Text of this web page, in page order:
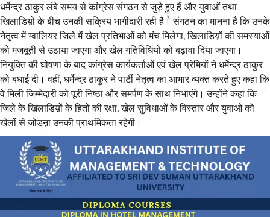
धर्मेन्द्र ठाकुर लंबे समय से कांग्रेस संगठन से जुड़े हुए हैं और युवाओं तथा
खिलाडिय़ों के बीच उनकी सक्रिय भागीदारी रही है। संगठन का मानना है कि उनके
नेतृत्व में ग्वालियर जिले में खेल प्रतिभाओं को मंच मिलेगा, खिलाडिय़ों की समस्याओं
को मजबूती से उठाया जाएगा और खेल गतिविधियों को बढ़ावा दिया जाएगा।
नियुक्ति की घोषणा के बाद कांग्रेस कार्यकर्ताओं एवं खेल प्रेमियों ने धर्मेन्द्र ठाकुर
को बधाई दी। वहीं, धर्मेन्द्र ठाकुर ने पार्टी नेतृत्व का आभार व्यक्त करते हुए कहा कि
वे मिली जिम्मेदारी को पूरी निष्ठा और समर्पण के साथ निभाएंगे। उन्होंने कहा कि
जिले के खिलाडिय़ों के हितों की रक्षा, खेल सुविधाओं के विस्तार और युवाओं को
खेलों से जोडऩा उनकी प्राथमिकता रहेगी।